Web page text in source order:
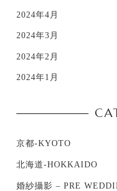
2024年4月
2024年3月
2024年2月
2024年1月
京都-KYOTO
北海道-HOKKAIDO
婚紗攝影 – PRE